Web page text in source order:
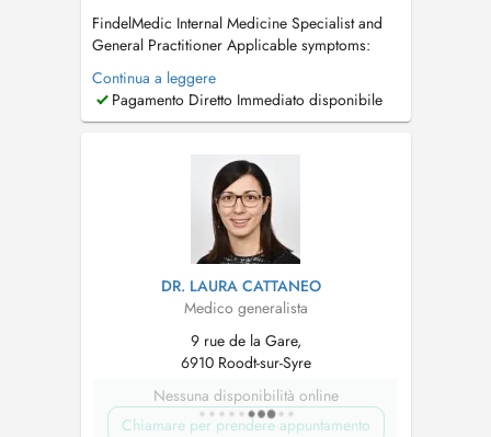
FindelMedic Internal Medicine Specialist and
General Practitioner Applicable symptoms:
unintentional weight loss or weight gain /
cardiovascular problems / high blood
pressure (hypertension) / rapid heartbeat /
retention) / respiratory infections and br...
Continua a leggere
Pagamento Diretto Immediato disponibile
DR. LAURA CATTANEO
Medico generalista
9 rue de la Gare,
6910 Roodt-sur-Syre
Nessuna disponibilità online
Chiamare per prendere appuntamento